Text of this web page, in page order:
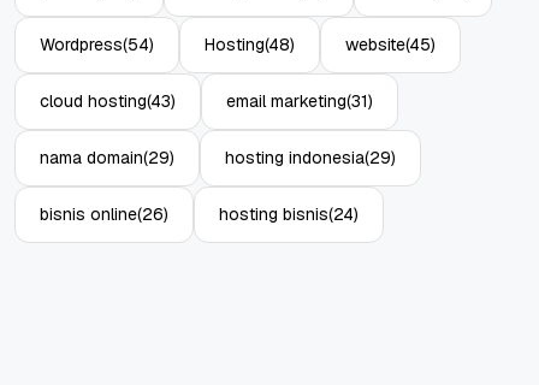
Wordpress(54) Hosting(48) website(45)
cloud hosting(43) email marketing(31)
nama domain(29) hosting indonesia(29)
bisnis online(26) hosting bisnis(24)